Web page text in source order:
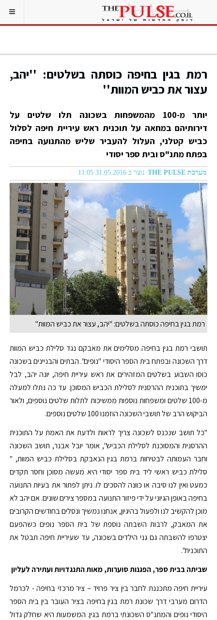
רמת בגין בחיפה כוסתה בשלטים: ''יהב,
עצור את כביש המוות''
יותר מ-100 מהמשפחות בשכונה תלו שלטים על
דירותיהם במחאה על תוכנית ראש עיריית חיפה לסלול
כביש קטלני, העלול להעביר שליש מהתנועה בחיפה
בפתח מתנ"ס ובית ספר יסודי
מערכת THE PULSE נוצר ב 31.05.2016 11:05
רמת בגין בחיפה כוסתה בשלטים: ''יהב, עצור את כביש המוות''
תושבי רמת בגין בחיפה מסלימים את מאבקם נגד סלילת כביש המוות
דרך השכונה ובפתח בית הספר היסודי "נופים". הבתים והבניינים בשכונה
כוסו השבוע בשלטים המזהירים את ראש עיריית חיפה, יונה יהב, לבל
ימשיך בתוכנית ההרסנית לסלילת הכביש המסוכן. עד כה נתלו למעלה
מ-100 שלטים ומשפחות נוספות ממשיכות לתלות שלטים נוספים, ולאור
הביקוש הרב של תושבי השכונה הוזמנו 100 שלטים נוספים.
"כל תושב שנכנס לשכונה צריך לראות ולדעת את האמת על התוכנית
ההרסנית והמסוכנת לסלילת הכביש", אומר יובל אבנר, תושב השכונה
וחבר העמותה לבטיחות ברמת בגין הנאבקת בסלילת כביש המוות, "
סלילת כביש ראשי ליד בית ספר יסודי היא מעשה מסוכן וחסר תקדים
כמעט ואין לנו סיבה או כוונה להסכים לו. ניתן לפתור את בעיות התנועה
בחיפה באופן הגיוני על ידי פיזור התנועה במספר צירים שונים. אם יהב לא
מוכן להקשיב לנו ולפעול בהיגיון, אנחנו נמשיך ונסלים בחודשים הקרובים
את המאבק, לרבות השבתה נוספת של בית הספר נופים כשהפעם
יצטרפו להשבתה גם גני הילדים בשכונה, עד שעיריית חיפה תבטל את
התוכנית".
שביתה בבית ספר, הפגנות סוערות, מאות התנגדויות ועתירה לעליון
עיריית חיפה מתכננת לחבר בין ציר פרויד – ציר מרכזי בחיפה - לכרמל
הדרום מערבי דרך שכונת רמת בגין בחיפה בציר העובר בין בית הספר
היסודי נופים והמתנ"ס השכונתי ברמת בגין. המשמעות היא שחלק גדול